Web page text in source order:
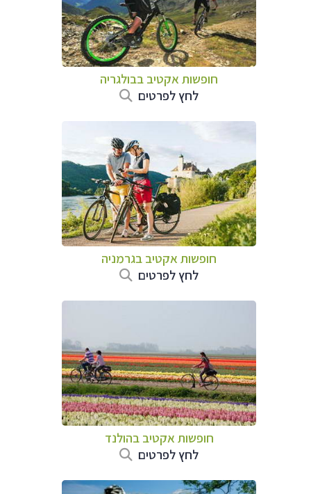
חופשות אקטיב בבולגריה
לחץ לפרטים
חופשות אקטיב בגרמניה
לחץ לפרטים
חופשות אקטיב בהולנד
לחץ לפרטים